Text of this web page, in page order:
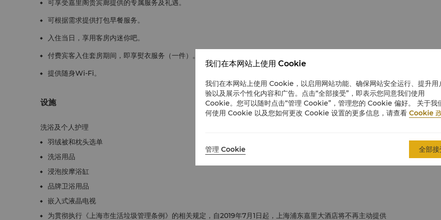
可享受嘉里阁贵宾廊提供的专属服务及礼遇。
可根据需求提供打包早餐服务。
入住当日，享用客房内迷你吧。
付费宾客入住套房期间，即享熨衣服务（一件）。
提供随身Wi-Fi。
设施
洗浴及个人护理
羽绒被和枕头选单
洗浴用品
浸泡按摩浴缸
品牌卫浴用品
嵌入式液晶电视
为贯彻执行《上海市生活垃圾管理条例》的相关规定，自2019年7月1日起，上海浦东嘉里大酒店将不再主动提供
我们在本网站上使用 Cookie
我们在本网站上使用 Cookie，以启用网站功能、确保网站安全运行、提升用
验以及展示个性化内容和广告。点击“全部接受”，即表示您同意我们使用
Cookie。您可以随时点击“管理 Cookie”，管理您的 Cookie 偏好。 关于我
何使用 Cookie 以及您如何更改 Cookie 设置的更多信息，请查看 Cookie
管理 Cookie 全部接